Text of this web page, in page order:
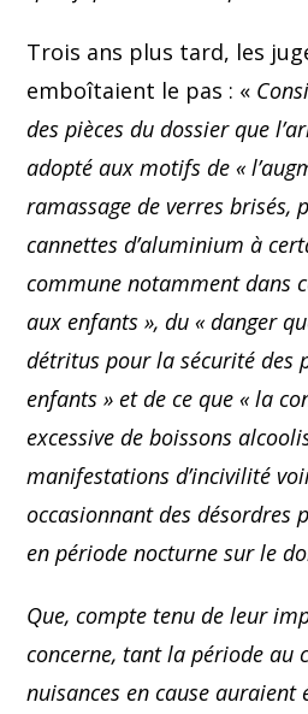
Trois ans plus tard, les
emboîtaient le pas : «
des pièces du dossier que
adopté aux motifs de «
ramassage de verres brisés,
cannettes d’aluminium à
commune notamment dans
aux enfants », du « danger
détritus pour la sécurité des
enfants » et de ce que « la
excessive de boissons
manifestations d’incivilité
occasionnant des désordres
en période nocturne sur le
Que, compte tenu de leur
concerne, tant la période au
nuisances en cause auraient